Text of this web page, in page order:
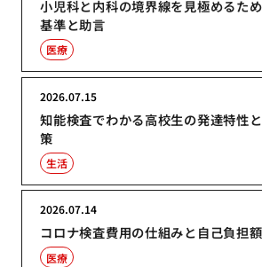
小児科と内科の境界線を見極めるた
基準と助言
医療
知能検査でわかる高校生の発達特性
策
2026.07.15
生活
コロナ検査費用の仕組みと自己負担
2026.07.14
医療